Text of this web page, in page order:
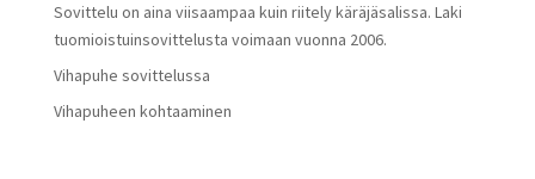
Sovittelu on aina viisaampaa kuin riitely käräjäsalissa. Laki
tuomioistuinsovittelusta voimaan vuonna 2006.
Vihapuhe sovittelussa
Vihapuheen kohtaaminen